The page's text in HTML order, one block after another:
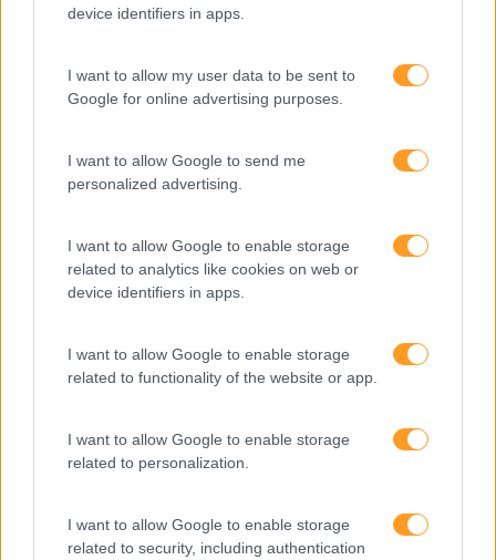
device identifiers in apps.
I want to allow my user data to be sent to
Google for online advertising purposes.
I want to allow Google to send me
personalized advertising.
I want to allow Google to enable storage
related to analytics like cookies on web or
device identifiers in apps.
I want to allow Google to enable storage
related to functionality of the website or app.
I want to allow Google to enable storage
related to personalization.
I want to allow Google to enable storage
related to security, including authentication
calendário
Como usar a escuta
ativa para reter talento,
melhorar o ambiente de
produtividade
decidir com base em
dados e os dados